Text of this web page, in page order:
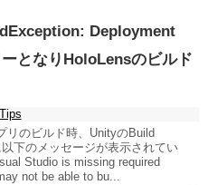
Deployment
となりHoloLensのビルド
Tips
リのビルド時、UnityのBuild
下のメッセージが表示されてい
Studio is missing required
not be able to bu...